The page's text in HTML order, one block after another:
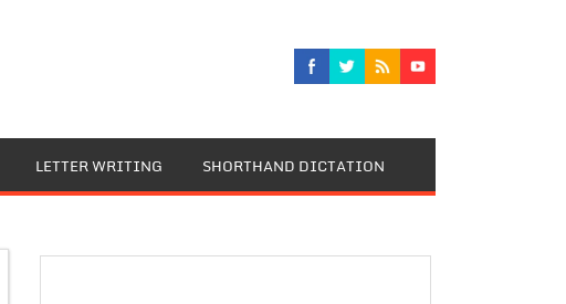
LETTER WRITING SHORTHAND DICTATION